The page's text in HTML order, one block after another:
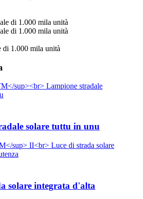
di 1.000 mila unità
solare tuttu in unu
solare integrata d'alta